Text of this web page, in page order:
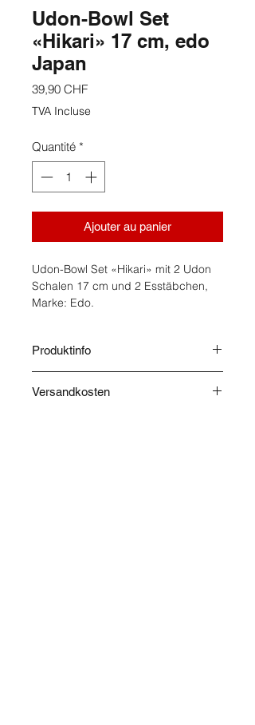
Udon-Bowl Set
«Hikari» 17 cm, edo
Japan
39,90 CHFPrix
TVA Incluse
Quantité *
Ajouter au panier
Udon-Bowl Set «Hikari» mit 2 Udon
Schalen 17 cm und 2 Esstäbchen,
Marke: Edo.
Produktinfo
Versandkosten